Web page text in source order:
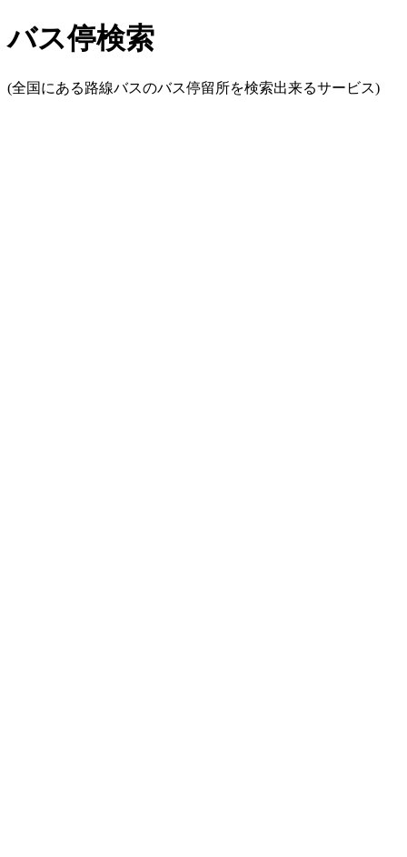
バス停検索
(全国にある路線バスのバス停留所を検索出来るサービス)